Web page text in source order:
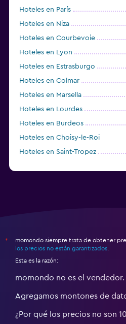
Hoteles en París
Hoteles en Niza
Hoteles en Courbevoie
Hoteles en Lyon
Hoteles en Estrasburgo
Hoteles en Colmar
Hoteles en Marsella
Hoteles en Lourdes
Hoteles en Burdeos
Hoteles en Choisy-le-Roi
Hoteles en Saint-Tropez
*
momondo siempre trata de obtener
los precios no están garantizados
Esta es la razón:
momondo no es el vendedor.
Agregamos montones de
¿Por qué los precios no son